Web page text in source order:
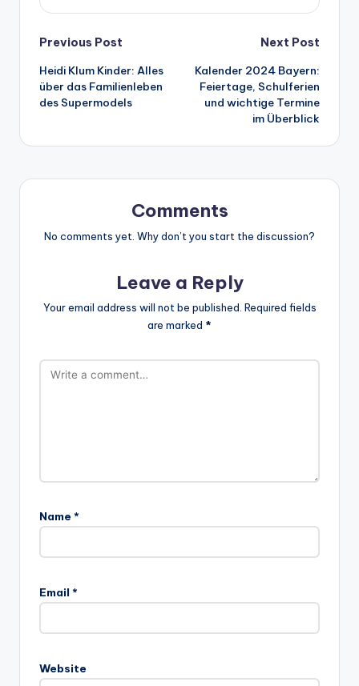
Post
navigation
Previous Post
Heidi Klum Kinder: Alles
über das Familienleben
des Supermodels
Next Post
Kalender 2024 Bayern:
Feiertage, Schulferien
und wichtige Termine
im Überblick
Comments
No comments yet. Why don’t you start the discussion?
Leave a Reply
Your email address will not be published. Required fields
are marked *
Name *
Email *
Website